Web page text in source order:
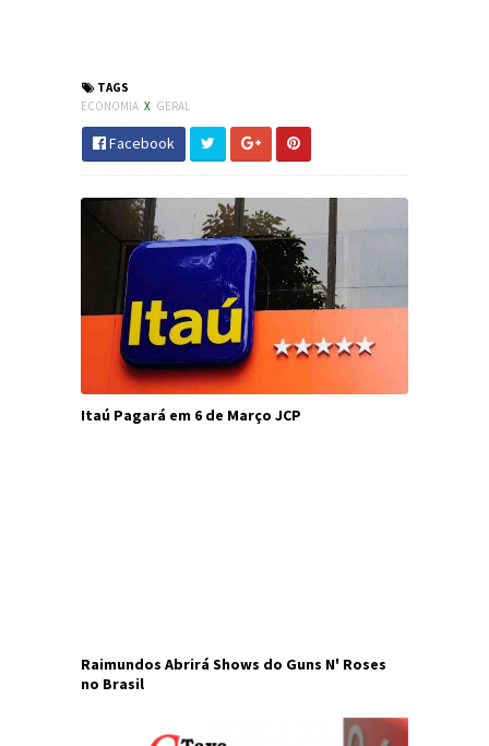
TAGS
ECONOMIA X GERAL
Facebook
Itaú Pagará em 6 de Março JCP
Raimundos Abrirá Shows do Guns N' Roses
no Brasil